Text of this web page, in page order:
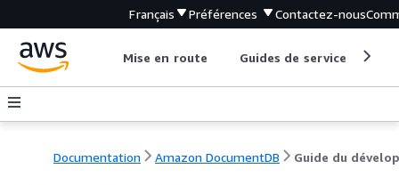
Français Préférences Contactez-nous
Mise en route Guides de service
Documentation Amazon DocumentDB